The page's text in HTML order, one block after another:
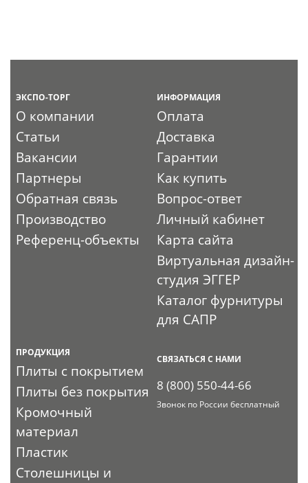
ЭКСПО-ТОРГ
О компании
Статьи
Вакансии
Партнеры
Обратная связь
Производство
Референц-объекты
ИНФОРМАЦИЯ
Оплата
Доставка
Гарантии
Как купить
Вопрос-ответ
Личный кабинет
Карта сайта
Виртуальная дизайн-
студия ЭГГЕР
Каталог фурнитуры
для САПР
ПРОДУКЦИЯ
Плиты с покрытием
Плиты без покрытия
Кромочный
материал
Пластик
Столешницы и
СВЯЗАТЬСЯ С НАМИ
8 (800) 550-44-66
Звонок по России бесплатный